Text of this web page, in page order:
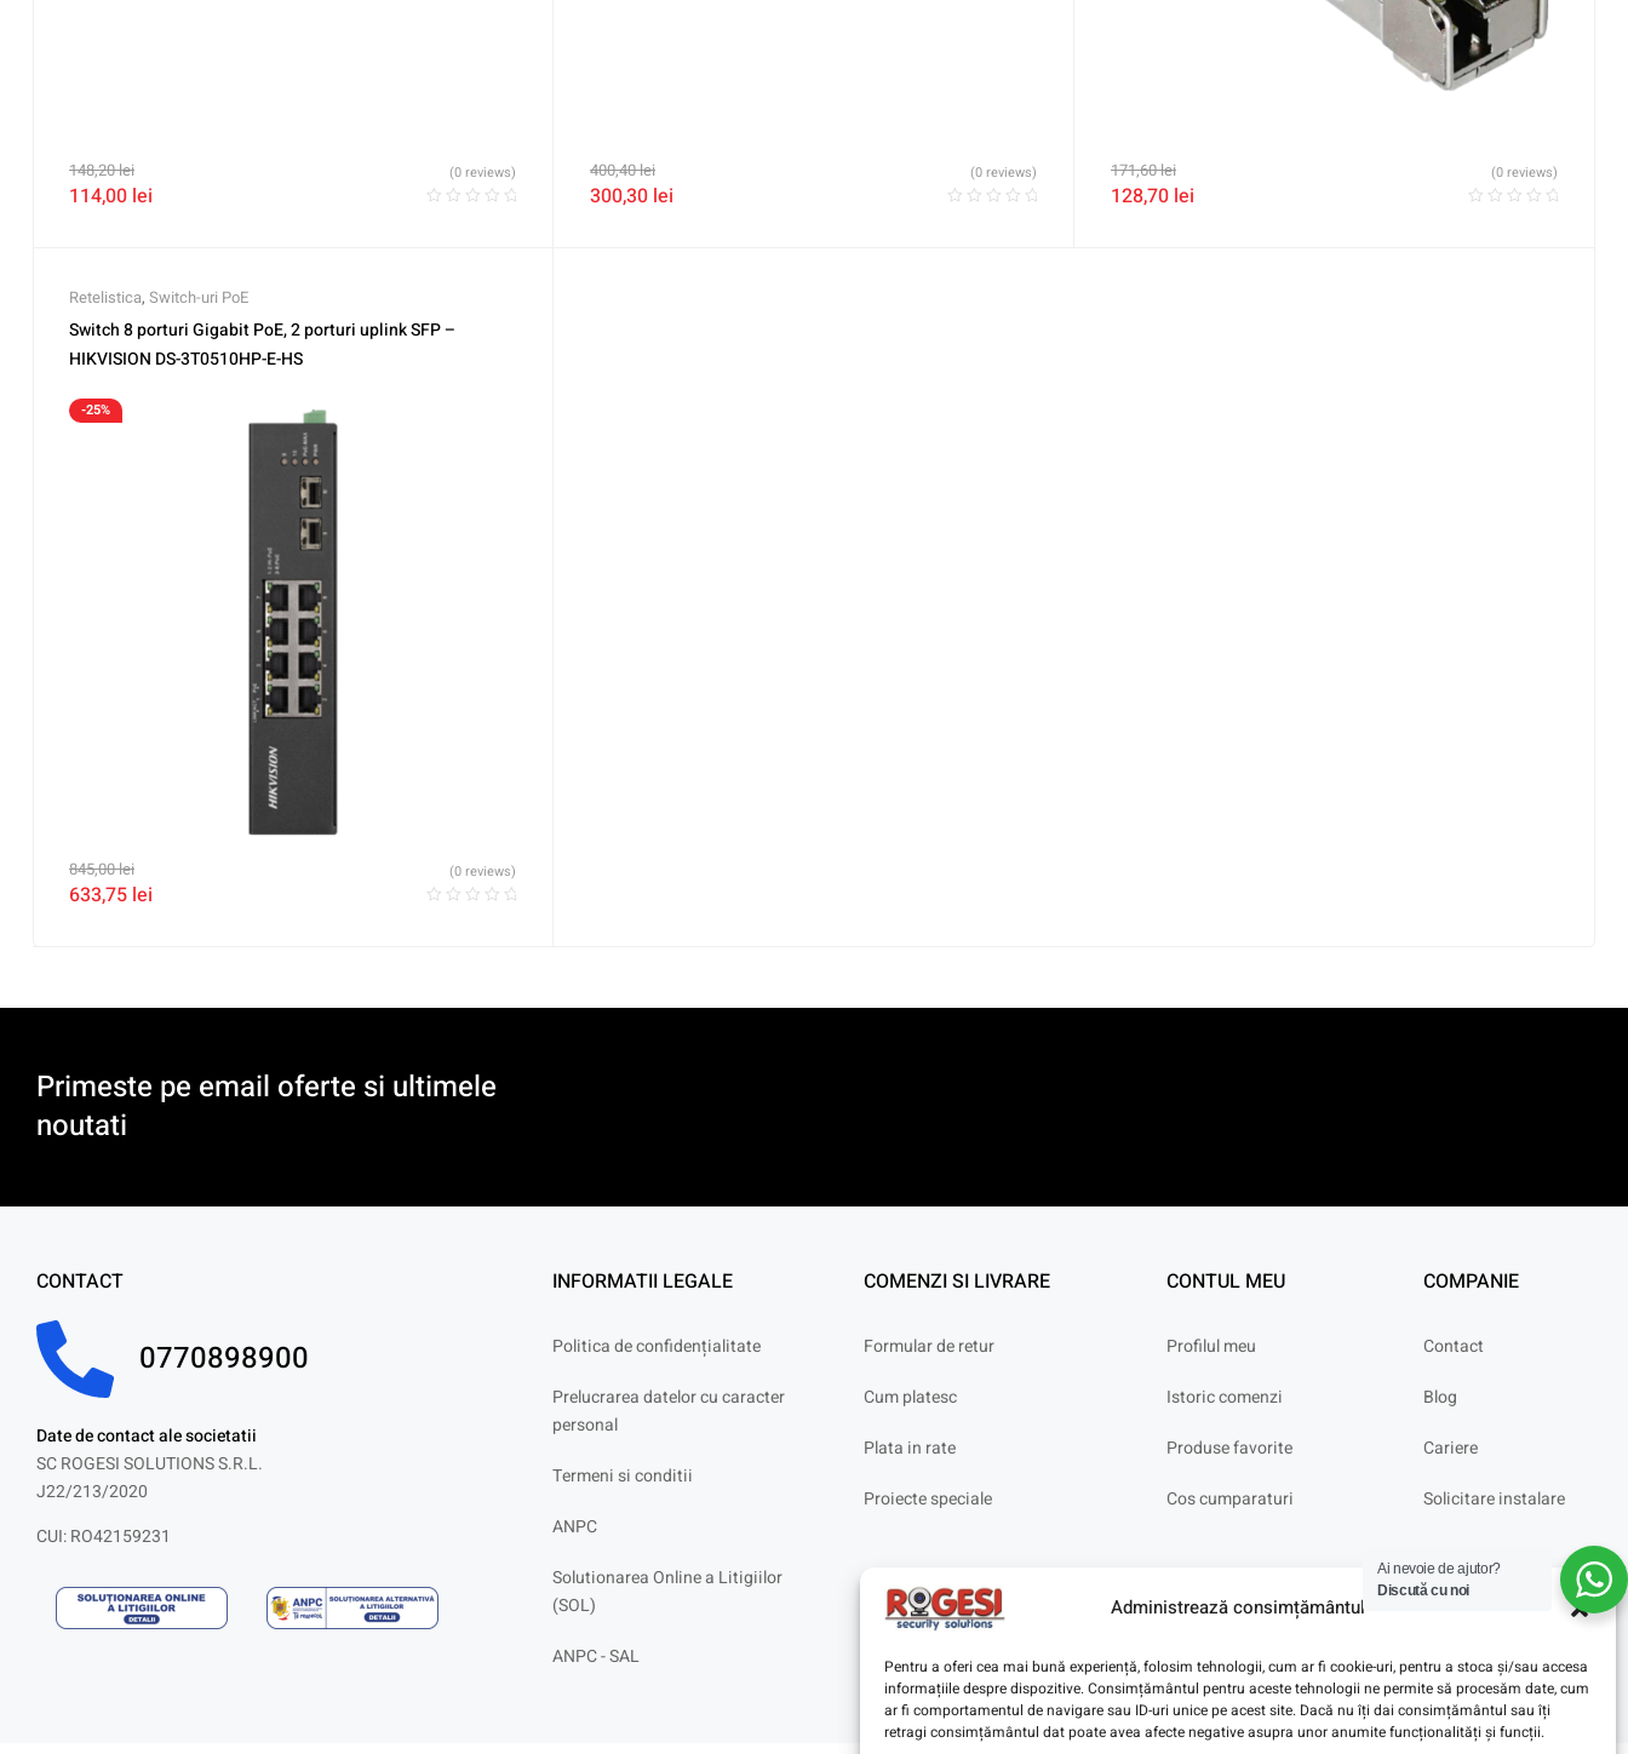
Administrează consimțământul
Pentru a oferi cea mai bună experiență, folosim tehnologii, cum ar fi cookie-uri, pentru a stoca și/sau accesa
informațiile despre dispozitive. Consimțământul pentru aceste tehnologii ne permite să procesăm date, cum
ar fi comportamentul de navigare sau ID-uri unice pe acest site. Dacă nu îți dai consimțământul sau îți
retragi consimțământul dat poate avea afecte negative asupra unor anumite funcționalități și funcții.
148,20lei
114,00 lei
(0 reviews) 400,40lei
300,30 lei
(0 reviews) 171,60lei
128,70 lei
(0 reviews)
Retelistica, Switch-uri PoE
Switch 8 porturi Gigabit PoE, 2 porturi uplink SFP –
HIKVISION DS-3T0510HP-E-HS
-25%
845,00lei
633,75 lei
(0 reviews)
Primeste pe email oferte si ultimele
noutati
CONTACT
0770898900
Date de contact ale societatii
SC ROGESI SOLUTIONS S.R.L.
J22/213/2020
CUI: RO42159231
INFORMATII LEGALE
Politica de confidențialitate
Prelucrarea datelor cu caracter
personal
Termeni si conditii
ANPC
Solutionarea Online a Litigiilor
(SOL)
ANPC - SAL
COMENZI SI LIVRARE
Formular de retur
Cum platesc
Plata in rate
Proiecte speciale
CONTUL MEU
Profilul meu
Istoric comenzi
Produse favorite
Cos cumparaturi
COMPANIE
Contact
Blog
Cariere
Solicitare instalare
Ai nevoie de ajutor?
Discută cu noi